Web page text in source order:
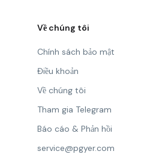
Về chúng tôi
Chính sách bảo mật
Điều khoản
Về chúng tôi
Tham gia Telegram
Báo cáo & Phản hồi
service@pgyer.com